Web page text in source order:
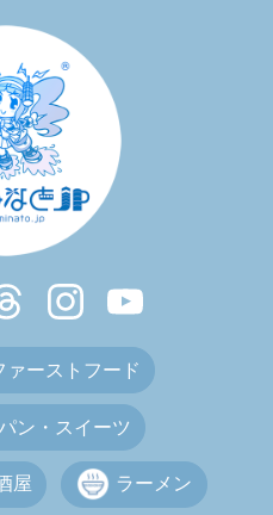
ァーストフード
ン・スイーツ
屋 ラーメン